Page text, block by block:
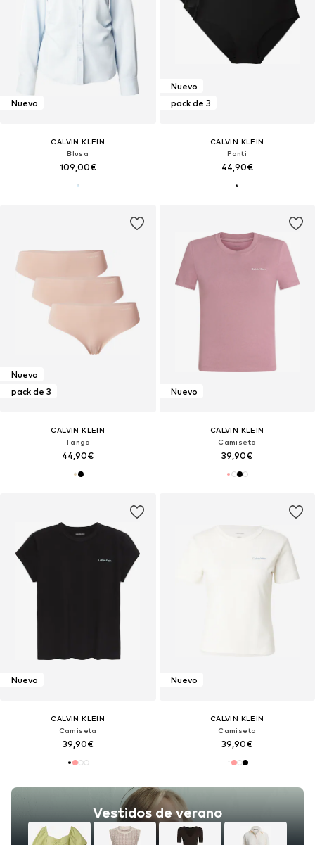
Nuevo
CALVIN KLEIN
Blusa
109,00€
Nuevo
pack de 3
CALVIN KLEIN
Panti
44,90€
Nuevo
pack de 3
CALVIN KLEIN
Tanga
44,90€
Nuevo
CALVIN KLEIN
Camiseta
39,90€
Nuevo
CALVIN KLEIN
Camiseta
39,90€
Vestidos de verano
Nuevo
CALVIN KLEIN
Camiseta
39,90€